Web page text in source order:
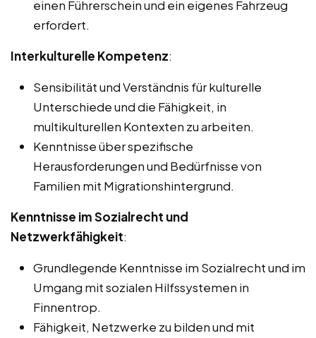
einen Führerschein und ein eigenes Fahrzeug
erfordert.
Interkulturelle Kompetenz:
Sensibilität und Verständnis für kulturelle
Unterschiede und die Fähigkeit, in
multikulturellen Kontexten zu arbeiten.
Kenntnisse über spezifische
Herausforderungen und Bedürfnisse von
Familien mit Migrationshintergrund.
Kenntnisse im Sozialrecht und
Netzwerkfähigkeit:
Grundlegende Kenntnisse im Sozialrecht und im
Umgang mit sozialen Hilfssystemen in
Finnentrop.
Fähigkeit, Netzwerke zu bilden und mit